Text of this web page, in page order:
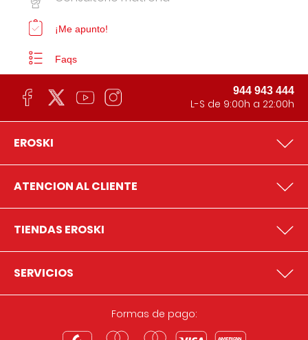
¡Me apunto!
Faqs
944 943 444
L-S de 9:00h a 22:00h
EROSKI
ATENCION AL CLIENTE
TIENDAS EROSKI
SERVICIOS
Formas de pago: